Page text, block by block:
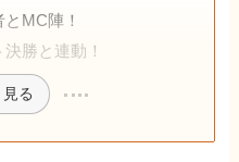
MC陣！
勝と連動！
る